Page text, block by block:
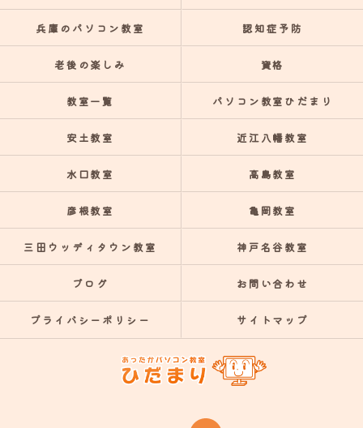
兵庫のパソコン教室 認知症予防
老後の楽しみ 資格
教室一覧 パソコン教室ひだまり
安土教室 近江八幡教室
水口教室 高島教室
彦根教室 亀岡教室
三田ウッディタウン教室 神戸名谷教室
ブログ お問い合わせ
プライバシーポリシー サイトマップ